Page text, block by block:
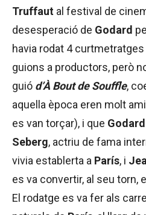
Truffaut al festival de
desesperació de Godard
havia rodat 4
guions a productors, però
guió d’À Bout de Souffle,
aquella època eren molt
es van torçar), i que Godard
Seberg, actriu de fama
vivia establerta a París, i
es va convertir, al seu torn,
El rodatge es va fer als